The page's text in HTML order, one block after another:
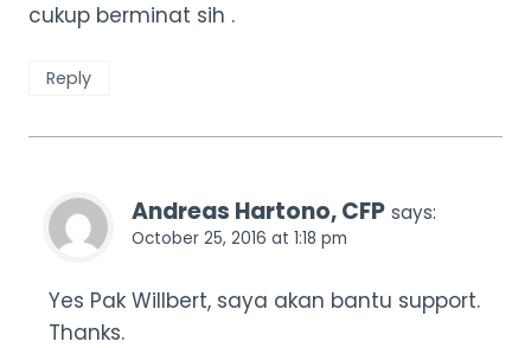
cukup berminat sih .
Reply
Andreas Hartono, CFP says:
October 25, 2016 at 1:18 pm
Yes Pak Willbert, saya akan bantu support.
Thanks.